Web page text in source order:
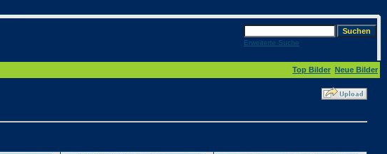
Erweiterte Suche
Top Bilder Neue Bilder